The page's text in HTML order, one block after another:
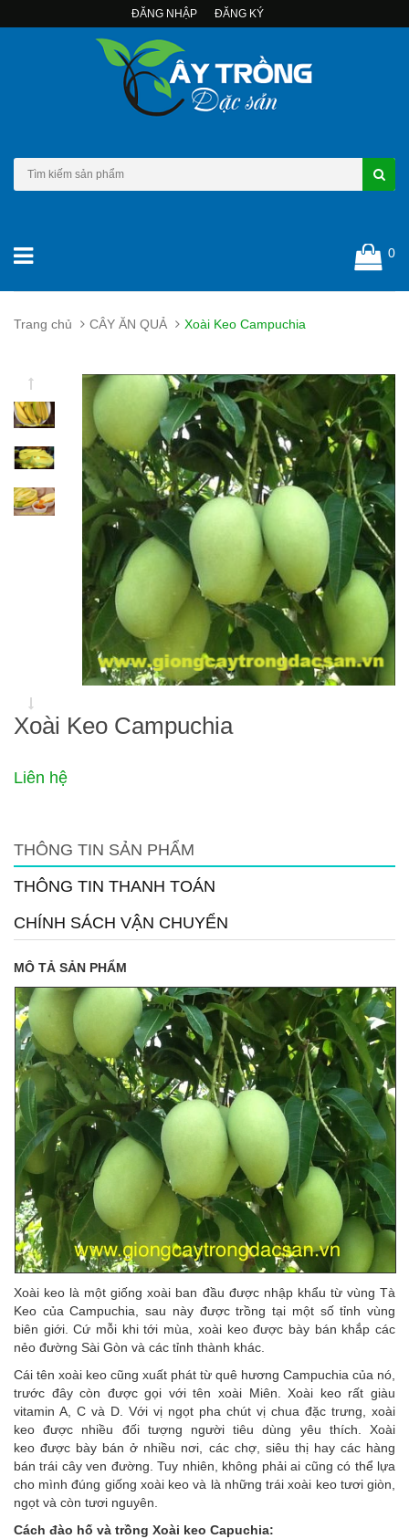
ĐĂNG NHẬP ĐĂNG KÝ
0
Trang chủ CÂY ĂN QUẢ Xoài Keo Campuchia
Xoài Keo Campuchia
Liên hệ
THÔNG TIN SẢN PHẨM
THÔNG TIN THANH TOÁN
CHÍNH SÁCH VẬN CHUYỂN
MÔ TẢ SẢN PHẨM
Xoài keo là một giống xoài ban đầu được nhập khẩu từ vùng Tà
Keo của Campuchia, sau này được trồng tại một số tỉnh vùng
biên giới. Cứ mỗi khi tới mùa, xoài keo được bày bán khắp các
nẻo đường Sài Gòn và các tỉnh thành khác.
Cái tên xoài keo cũng xuất phát từ quê hương Campuchia của nó,
trước đây còn được gọi với tên xoài Miên. Xoài keo rất giàu
vitamin A, C và D. Với vị ngọt pha chút vị chua đặc trưng, xoài
keo được nhiều đối tượng người tiêu dùng yêu thích. Xoài
keo được bày bán ở nhiều nơi, các chợ, siêu thị hay các hàng
bán trái cây ven đường. Tuy nhiên, không phải ai cũng có thể lựa
cho mình đúng giống xoài keo và là những trái xoài keo tươi giòn,
ngọt và còn tươi nguyên.
Cách đào hố và trồng Xoài keo Capuchia: